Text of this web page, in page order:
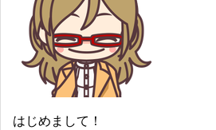
はじめまして！